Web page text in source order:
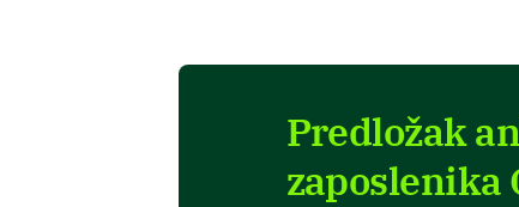
Predložak
zaposlenika